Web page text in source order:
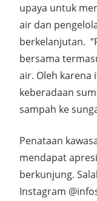
upaya untuk
air dan
berkelanjutan.
bersama
air. Oleh karena
keberadaan
sampah ke
Penataan
mendapat
berkunjung.
Instagram